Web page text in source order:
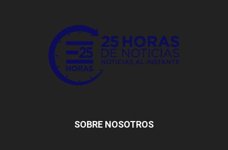
SOBRE NOSOTROS